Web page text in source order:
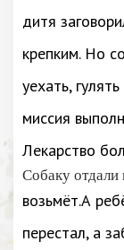
дитя
крепким. Но
уехать,
миссия
Лекарство
Собаку отдали
возьмёт.А
перестал, а